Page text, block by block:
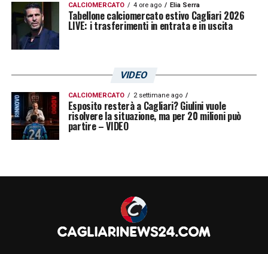
CALCIOMERCATO 4 ore ago Elia Serra
Tabellone calciomercato estivo Cagliari 2026
LIVE: i trasferimenti in entrata e in uscita
VIDEO
CALCIOMERCATO 2 settimane ago
Esposito resterà a Cagliari? Giulini vuole
risolvere la situazione, ma per 20 milioni può
partire – VIDEO